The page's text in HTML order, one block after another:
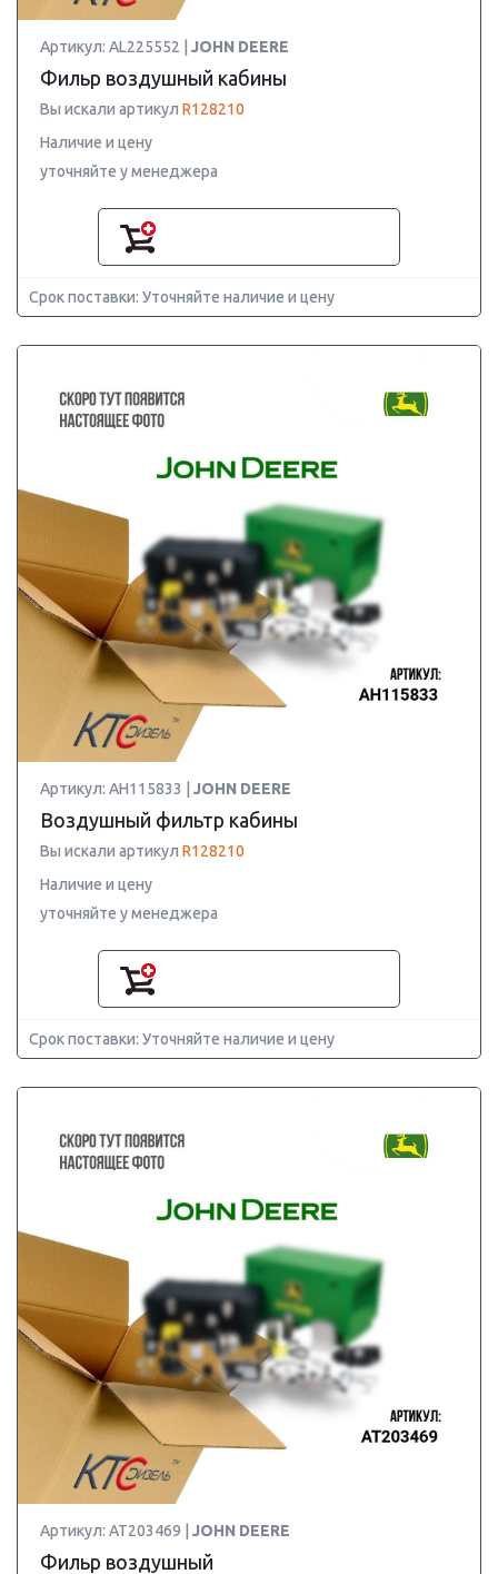
Артикул: AL225552 | JOHN DEERE
Фильр воздушный кабины
Вы искали артикул R128210
Наличие и цену
уточняйте у менеджера
Срок поставки: Уточняйте наличие и цену
Артикул: AH115833 | JOHN DEERE
Воздушный фильтр кабины
Вы искали артикул R128210
Наличие и цену
уточняйте у менеджера
Срок поставки: Уточняйте наличие и цену
Артикул: AT203469 | JOHN DEERE
Фильр воздушный